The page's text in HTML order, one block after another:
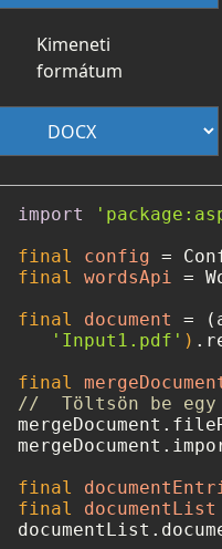
Kimeneti
formátum
import
final
config =
final
wordsApi =
final
document =
'Input1.pdf' )
final
//  Töltsön be egy
final
final
documentList